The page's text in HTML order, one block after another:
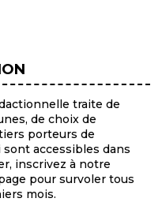
traite de
de choix de
porteurs de
accessibles dans
inscrivez à notre
pour survoler tous
mois.